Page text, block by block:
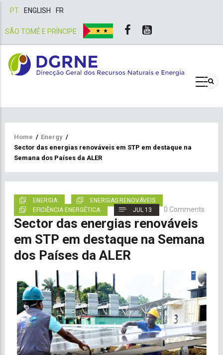
PT ENGLISH FR
SÃO TOMÉ E PRÍNCIPE
Breadcrumb
Home / Energy /
Sector das energias renováveis em STP em destaque na
Semana dos Países da ALER
ENERGIA
ENERGIAS RENOVÁVEIS
EFICIÊNCIA ENERGÉTICA
JUL 13 0 Comments
Sector das energias renováveis
em STP em destaque na Semana
dos Países da ALER